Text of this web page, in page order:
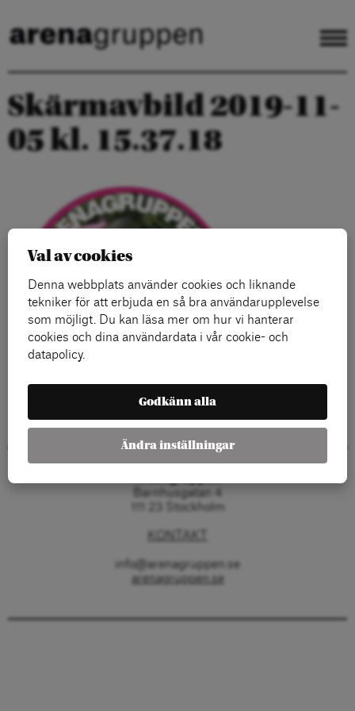
Skärmavbild 2019-11-
05 kl. 15.37.18
Barnhusgatan 4
111 23 Stockholm
KONTAKT
info@arenagruppen.se
arenagruppen.se
Val av cookies
Denna webbplats använder cookies och liknande
tekniker för att erbjuda en så bra användarupplevelse
som möjligt. Du kan läsa mer om hur vi hanterar
cookies och dina användardata i vår cookie- och
datapolicy.
Godkänn alla
Ändra inställningar